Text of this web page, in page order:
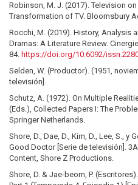
Robinson, M. J. (2017). Television
Transformation of TV. Bloomsbury
Rocchi, M. (2019). History, Analysis
Dramas: A Literature Review.
84. https://doi.org/10.6092/
Selden, W. (Productor). (1951,
televisión].
Schutz, A. (1972). On Multiple
(Eds.), Collected Papers I: The
Springer Netherlands.
Shore, D., Dae, D., Kim, D., Lee, S.,
Good Doctor [Serie de televisión].
Content, Shore Z Productions.
Shore, D. & Jae-beom, P.